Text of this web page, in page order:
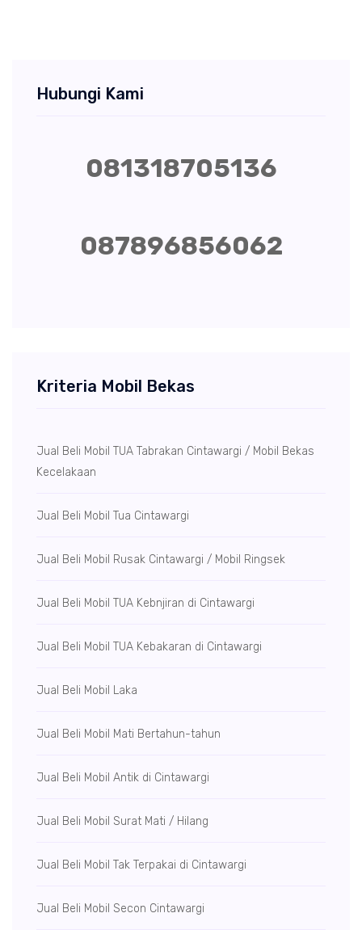
Hubungi Kami
081318705136
087896856062
Kriteria Mobil Bekas
Jual Beli Mobil TUA Tabrakan Cintawargi / Mobil Bekas
Kecelakaan
Jual Beli Mobil Tua Cintawargi
Jual Beli Mobil Rusak Cintawargi / Mobil Ringsek
Jual Beli Mobil TUA Kebnjiran di Cintawargi
Jual Beli Mobil TUA Kebakaran di Cintawargi
Jual Beli Mobil Laka
Jual Beli Mobil Mati Bertahun-tahun
Jual Beli Mobil Antik di Cintawargi
Jual Beli Mobil Surat Mati / Hilang
Jual Beli Mobil Tak Terpakai di Cintawargi
Jual Beli Mobil Secon Cintawargi